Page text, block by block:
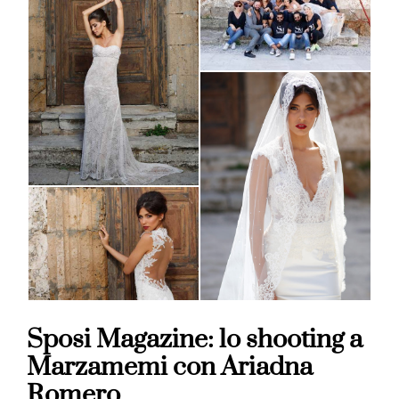
Sposi Magazine: lo shooting a
Marzamemi con Ariadna